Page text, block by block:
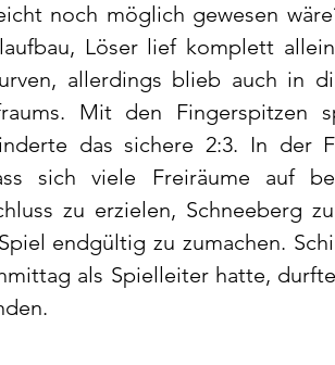
noch möglich gewesen
Löser lief komplett
allerdings blieb auch in
Mit den
das sichere 2:3. In der
sich viele Freiräume auf
zu erzielen, Schneeberg
endgültig zu zumachen.
als Spielleiter hatte,